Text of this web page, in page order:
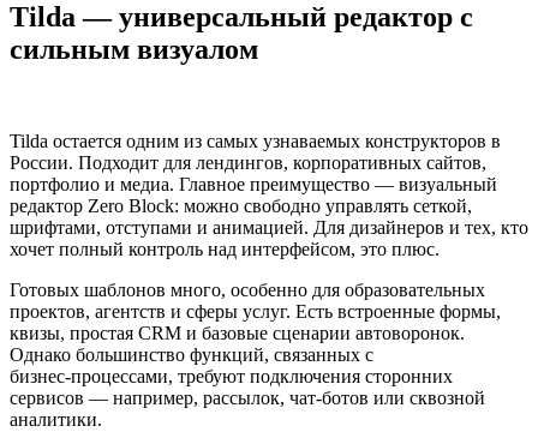
Tilda — универсальный редактор с
сильным визуалом
Tilda остается одним из самых узнаваемых конструкторов в
России. Подходит для лендингов, корпоративных сайтов,
портфолио и медиа. Главное преимущество — визуальный
редактор Zero Block: можно свободно управлять сеткой,
шрифтами, отступами и анимацией. Для дизайнеров и тех, кто
хочет полный контроль над интерфейсом, это плюс.
Готовых шаблонов много, особенно для образовательных
проектов, агентств и сферы услуг. Есть встроенные формы,
квизы, простая CRM и базовые сценарии автоворонок.
Однако большинство функций, связанных с
бизнес‑процессами, требуют подключения сторонних
сервисов — например, рассылок, чат-ботов или сквозной
аналитики.